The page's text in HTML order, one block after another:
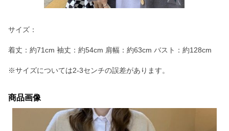
サイズ：
着丈：約71cm 袖丈：約54cm 肩幅：約63cm バスト：約128cm
※サイズについては2-3センチの誤差があります。
商品画像